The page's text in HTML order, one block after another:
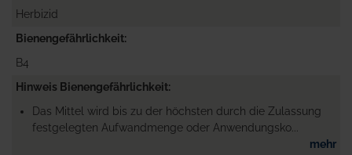
Herbizid
Bienengefährlichkeit
B4
Hinweis Bienengefährlichkeit
Das Mittel wird bis zu der höchsten durch die Zulassung
festgelegten Aufwandmenge oder Anwendungsko...
mehr